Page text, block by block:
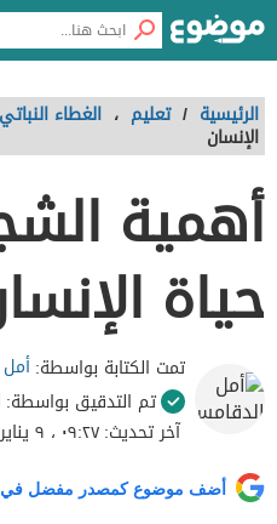
الرئيسية / تعليم ، الغطاء النباتي
الإنسان
أهمية
حياة
تمت الكتابة بواسطة:
تم التدقيق بواسطة:
آخر تحديث:٠٩:٢٧ ، ٩ يناير ٢٠٢٢
أضف موضوع كمصدر مفضل